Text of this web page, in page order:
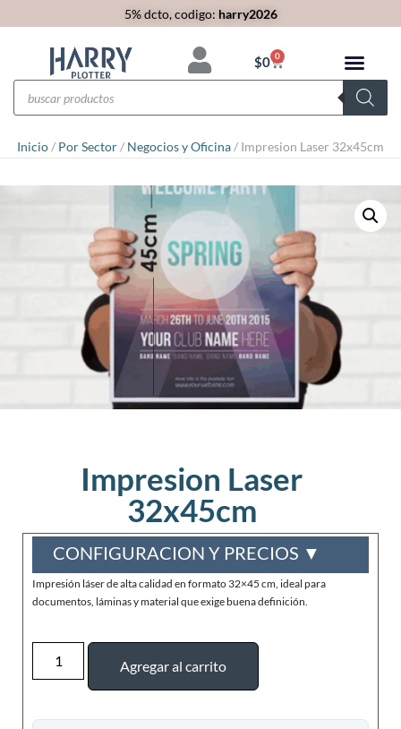
5% dcto, codigo: harry2026
$0 0
Inicio/ Por Sector/ Negocios y Oficina/ Impresion Laser 32x45cm
Impresion Laser
32x45cm
CONFIGURACION Y PRECIOS ▼
Impresión láser de alta calidad en formato 32×45 cm, ideal para
documentos, láminas y material que exige buena definición.
Agregar al carrito